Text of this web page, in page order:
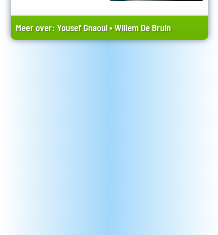
Meer over:Yousef Gnaoui•Willem De Bruin